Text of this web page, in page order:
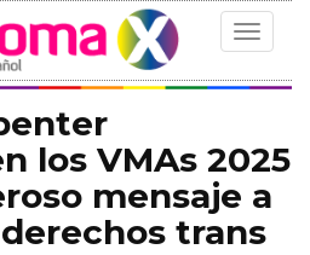
Toggle
los VMAs 2025
mensaje a
trans